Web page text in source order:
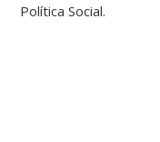
Política Social.